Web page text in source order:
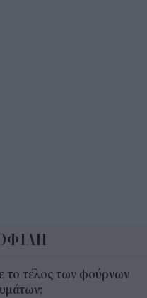
το τέλος των φούρνων